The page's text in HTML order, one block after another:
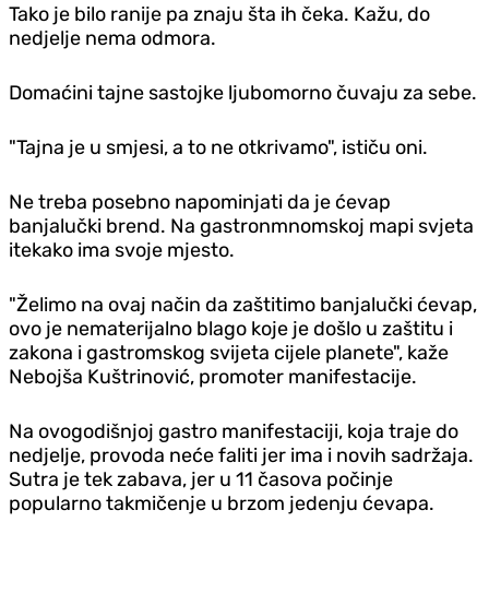
Tako je bilo ranije pa znaju šta ih čeka. Kažu, do
nedjelje nema odmora.
Domaćini tajne sastojke ljubomorno čuvaju za sebe.
"Tajna je u smjesi, a to ne otkrivamo", ističu oni.
Ne treba posebno napominjati da je ćevap
banjalučki brend. Na gastronmnomskoj mapi svjeta
itekako ima svoje mjesto.
"Želimo na ovaj način da zaštitimo banjalučki ćevap,
ovo je nematerijalno blago koje je došlo u zaštitu i
zakona i gastromskog svijeta cijele planete", kaže
Nebojša Kuštrinović, promoter manifestacije.
Na ovogodišnjoj gastro manifestaciji, koja traje do
nedjelje, provoda neće faliti jer ima i novih sadržaja.
Sutra je tek zabava, jer u 11 časova počinje
popularno takmičenje u brzom jedenju ćevapa.